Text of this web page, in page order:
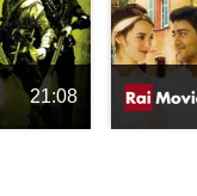
21:08